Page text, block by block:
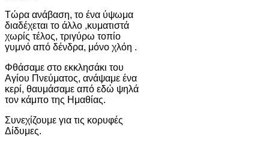
Τώρα ανάβαση, το ένα ύψωμα
διαδέχεται το άλλο ,κυματιστά
χωρίς τέλος, τριγύρω τοπίο
γυμνό από δένδρα, μόνο χλόη .
Φθάσαμε στο εκκλησάκι του
Αγίου Πνεύματος, ανάψαμε ένα
κερί, θαυμάσαμε από εδώ ψηλά
τον κάμπο της Ημαθίας.
Συνεχίζουμε για τις κορυφές
Δίδυμες.